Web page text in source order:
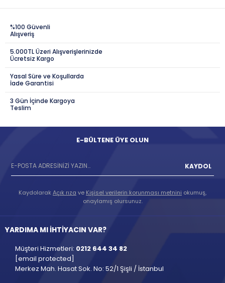
%100 Güvenli
Alışveriş
5.000TL Üzeri Alışverişlerinizde
Ücretsiz Kargo
Yasal Süre ve Koşullarda
İade Garantisi
3 Gün İçinde Kargoya
Teslim
E-BÜLTENE ÜYE OLUN
KAYDOL
KaydolarakAçık rıza ve Kişisel verilerin korunması metnini okumuş,
onaylamış olursunuz.
YARDIMA MI İHTİYACIN VAR?
Müşteri Hizmetleri: 0212 644 34 82
[email protected]
Merkez Mah. Hasat Sok. No: 52/1 Şişli / İstanbul